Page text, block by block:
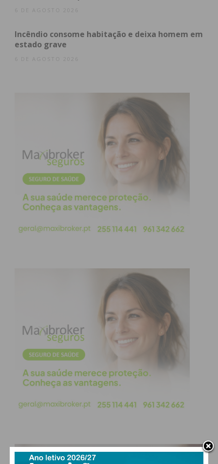
6 DE AGOSTO 2026
Incêndio consome habitação e deixa homem em
estado grave
6 DE AGOSTO 2026
PAÇOS DE FERREIRA